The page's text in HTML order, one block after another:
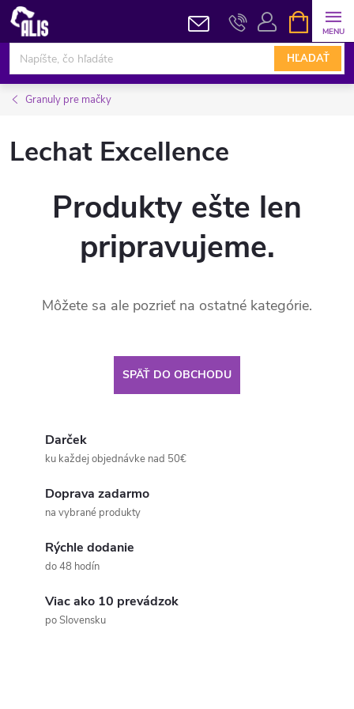
Prejsť
obsah
HĽADAŤ
KOŠÍK
Granuly pre mačky
Lechat Excellence
Produkty ešte len
pripravujeme.
Môžete sa ale pozrieť na ostatné kategórie.
SPÄŤ DO OBCHODU
Darček
ku každej objednávke nad 50€
Doprava zadarmo
na vybrané produkty
Rýchle dodanie
do 48 hodín
Viac ako 10 prevádzok
po Slovensku